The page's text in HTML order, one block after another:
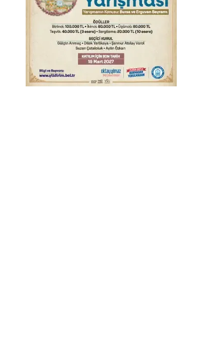
başladı
Bursa’da bugün hava nasıl olacak?
Osmangazi’de iş arayanlara destek